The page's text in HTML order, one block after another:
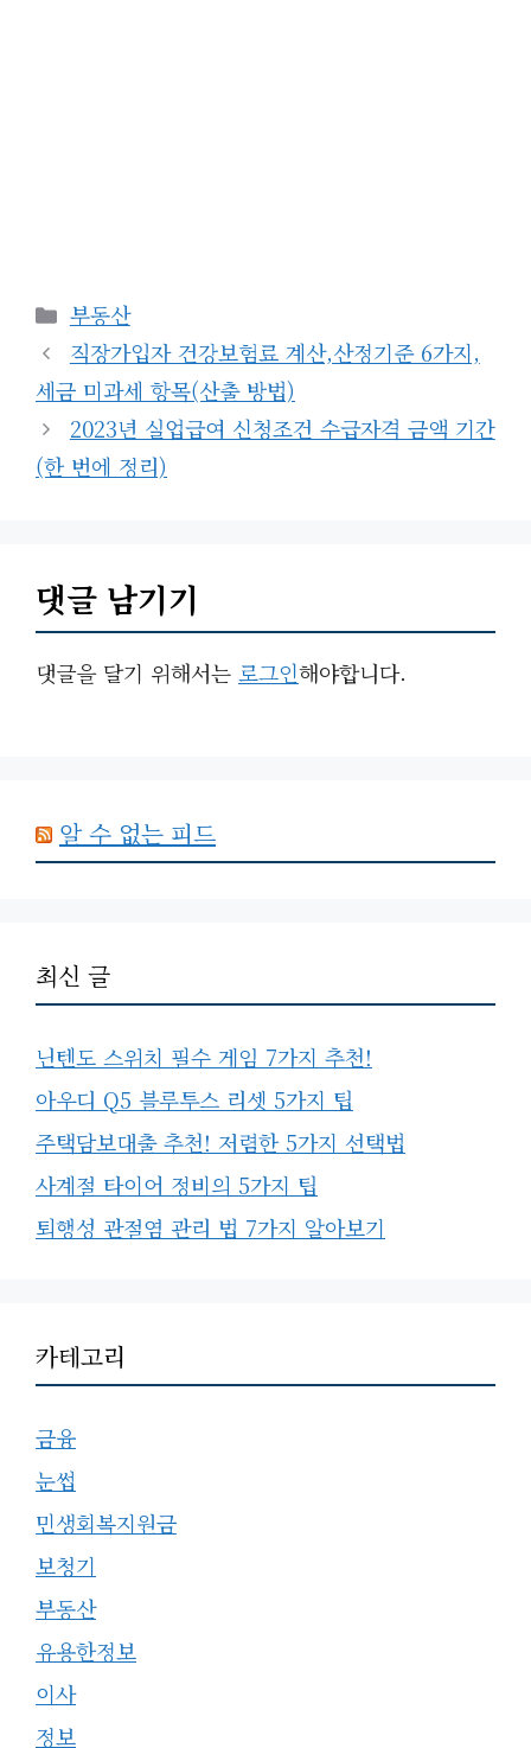
카
테
고
리
부동산
직장가입자 건강보험료 계산,산정기준 6가지,
세금 미과세 항목(산출 방법)
2023년 실업급여 신청조건 수급자격 금액 기간
(한 번에 정리)
댓글 남기기
댓글을 달기 위해서는 로그인해야합니다.
알 수 없는 피드
최신 글
닌텐도 스위치 필수 게임 7가지 추천!
아우디 Q5 블루투스 리셋 5가지 팁
주택담보대출 추천! 저렴한 5가지 선택법
사계절 타이어 정비의 5가지 팁
퇴행성 관절염 관리 법 7가지 알아보기
카테고리
금융
눈썹
민생회복지원금
보청기
부동산
유용한정보
이사
정보